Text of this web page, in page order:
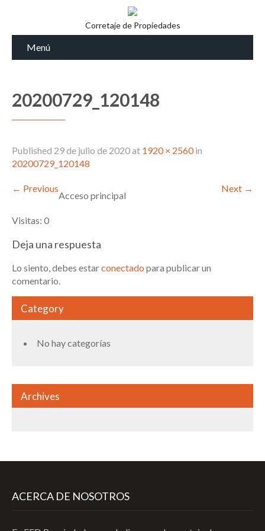
Corretaje de Propiedades
Menú
20200729_120148
Published 29 de julio de 2020at 1920 × 2560in
20200729_120148
← Previous Next →
Acceso principal
Visitas: 0
Deja una respuesta
Lo siento, debes estarconectado para publicar un
comentario.
Category
No hay categorías
Archives
ACERCA DE NOSOTROS